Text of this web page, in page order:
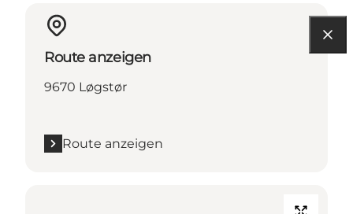
Route anzeigen
9670 Løgstør
Route anzeigen